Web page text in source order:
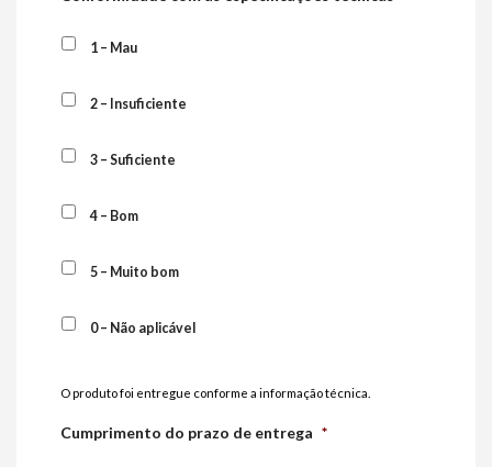
1 – Mau
2 – Insuficiente
3 – Suficiente
4 – Bom
5 – Muito bom
0 – Não aplicável
O produto foi entregue conforme a informação técnica.
Cumprimento do prazo de entrega *